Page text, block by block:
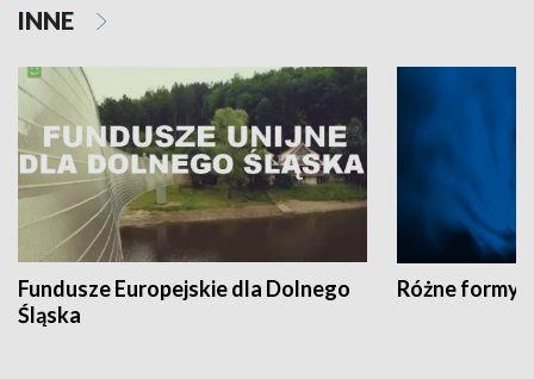
INNE
Fundusze Europejskie dla Dolnego
Śląska
Różne formy